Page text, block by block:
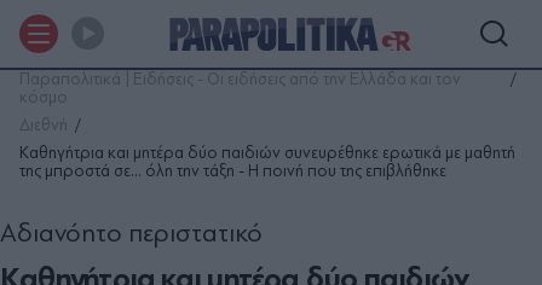
Παραπολιτικά | Ειδήσεις - Οι ειδήσεις από την Ελλάδα και τον
κόσμο
Διεθνή
Kαθηγήτρια και μητέρα δύο παιδιών συνευρέθηκε ερωτικά με μαθητή
της μπροστά σε... όλη την τάξη - Η ποινή που της επιβλήθηκε
Αδιανόητο περιστατικό